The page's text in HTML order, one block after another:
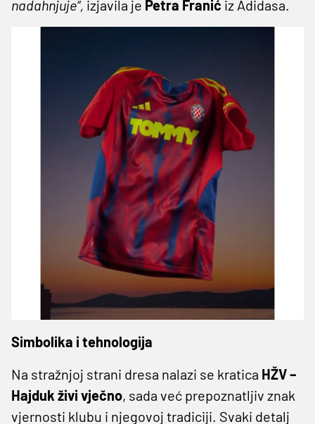
nadahnjuje“, izjavila je Petra Franić iz Adidasa.
Simbolika i tehnologija
Na stražnjoj strani dresa nalazi se kratica HŽV –
Hajduk živi vječno, sada već prepoznatljiv znak
vjernosti klubu i njegovoj tradiciji. Svaki detalj